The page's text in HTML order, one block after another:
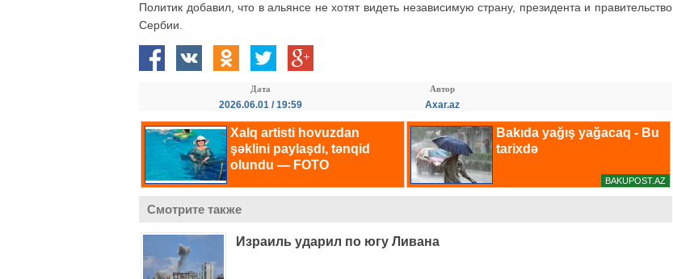
Политик добавил, что в альянсе не хотят видеть независимую страну, президента и правительство
Сербии.
Дата
2026.06.01 / 19:59
Автор
Axar.az
Смотрите также
Израиль ударил по югу Ливана